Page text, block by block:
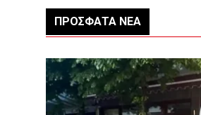
ΠΡΌΣΦΑΤΑ ΝΈΑ